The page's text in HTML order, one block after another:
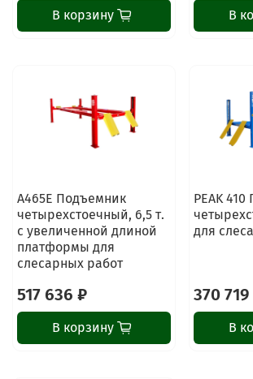
В корзину В
A465E Подъемник
четырехстоечный, 6,5 т.
с увеличенной длиной
платформы для
слесарных работ
517 636 ₽
В корзину
PEAK
для
370
В